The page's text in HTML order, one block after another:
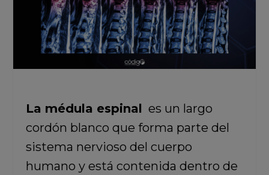
La médula espinal
es un largo
cordón blanco que forma parte del
sistema nervioso del cuerpo
humano y está contenida dentro de